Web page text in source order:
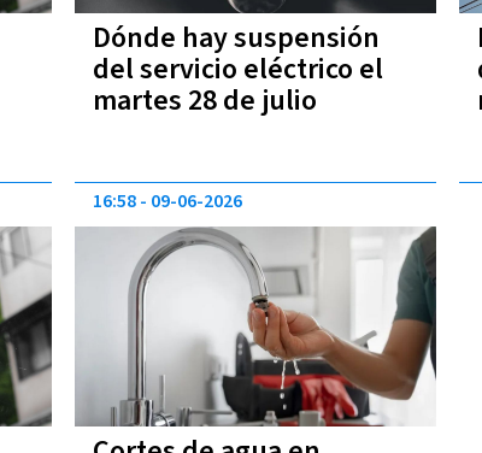
Dónde hay suspensión
del servicio eléctrico el
martes 28 de julio
16:58 09-06-2026